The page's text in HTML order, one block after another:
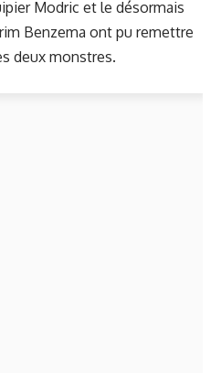
Modric et le désormais
Benzema ont pu remettre
deux monstres.